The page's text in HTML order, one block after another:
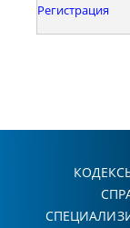
Регистрация